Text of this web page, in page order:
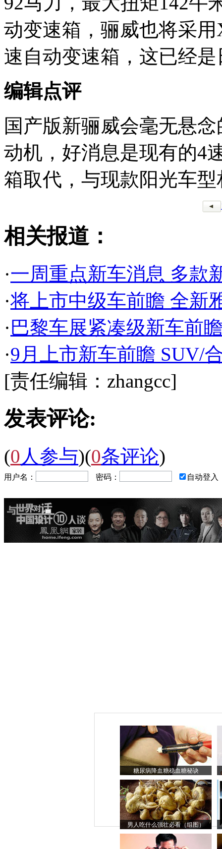
动变速箱，骊威也将采
速自动变速箱，这已经
编辑点评
国产版新骊威会毫无悬
动机，好消息是现有的4
箱取代，与现款阳光车型
相关报道：
·一周重点新车消息 多款
·将上市中级车前瞻 全新
·巴黎车展紧凑级新车前
·9月上市新车前瞻 SUV/
[责任编辑：zhangcc]
发表评论:
(0 人参与)(0条评论)
用户名： 密码： 自动登入
糖尿病降血糖稳血糖秘诀
男人吃什么强壮必看（组图）